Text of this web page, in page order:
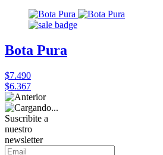
Bota Pura
$7.490
$6.367
Suscribite a
nuestro
newsletter